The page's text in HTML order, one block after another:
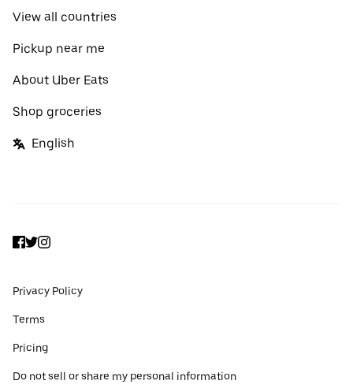
View all countries
Pickup near me
About Uber Eats
Shop groceries
English
Facebook
Twitter
Instagram
Privacy Policy
Terms
Pricing
Do not sell or share my personal information